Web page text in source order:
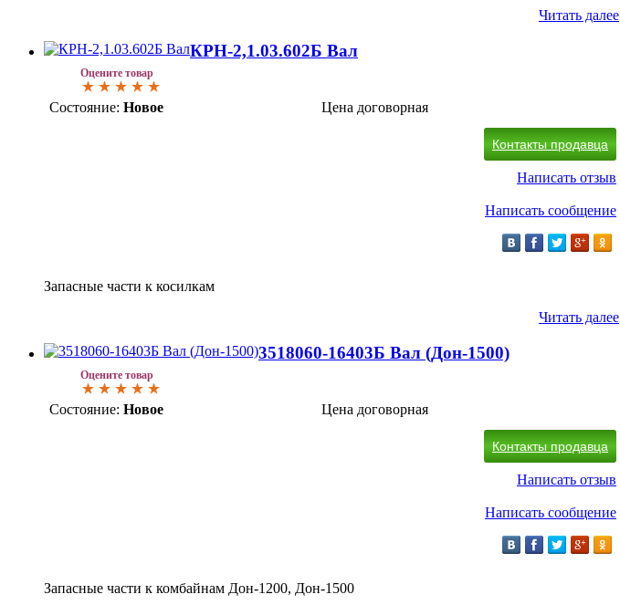
Читать далее
Оцените товар
КРН-2,1.03.602Б Вал
Состояние: Новое Цена договорная
Контакты продавца
Написать отзыв
Написать сообщение
Запасные части к косилкам
Читать далее
Оцените товар
3518060-16403Б Вал (Дон-1500)
Состояние: Новое Цена договорная
Контакты продавца
Написать отзыв
Написать сообщение
Запасные части к комбайнам Дон-1200, Дон-1500